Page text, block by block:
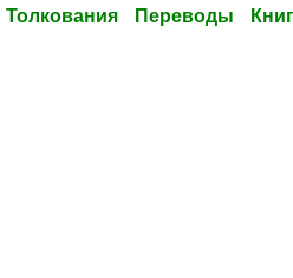
Толкования Переводы